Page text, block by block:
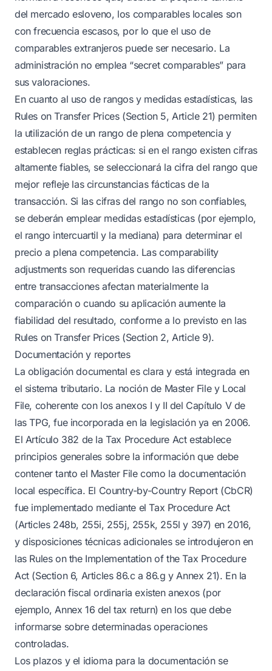
del mercado esloveno, los comparables locales son
con frecuencia escasos, por lo que el uso de
comparables extranjeros puede ser necesario. La
administración no emplea “secret comparables” para
sus valoraciones.
En cuanto al uso de rangos y medidas estadísticas, las
Rules on Transfer Prices (Section 5, Article 21) permiten
la utilización de un rango de plena competencia y
establecen reglas prácticas: si en el rango existen cifras
altamente fiables, se seleccionará la cifra del rango que
mejor refleje las circunstancias fácticas de la
transacción. Si las cifras del rango no son confiables,
se deberán emplear medidas estadísticas (por ejemplo,
el rango intercuartil y la mediana) para determinar el
precio a plena competencia. Las comparability
adjustments son requeridas cuando las diferencias
entre transacciones afectan materialmente la
comparación o cuando su aplicación aumente la
fiabilidad del resultado, conforme a lo previsto en las
Rules on Transfer Prices (Section 2, Article 9).
Documentación y reportes
La obligación documental es clara y está integrada en
el sistema tributario. La noción de Master File y Local
File, coherente con los anexos I y II del Capítulo V de
las TPG, fue incorporada en la legislación ya en 2006.
El Artículo 382 de la Tax Procedure Act establece
principios generales sobre la información que debe
contener tanto el Master File como la documentación
local específica. El Country-by-Country Report (CbCR)
fue implementado mediante el Tax Procedure Act
(Articles 248b, 255i, 255j, 255k, 255l y 397) en 2016,
y disposiciones técnicas adicionales se introdujeron en
las Rules on the Implementation of the Tax Procedure
Act (Section 6, Articles 86.c a 86.g y Annex 21). En la
declaración fiscal ordinaria existen anexos (por
ejemplo, Annex 16 del tax return) en los que debe
informarse sobre determinadas operaciones
controladas.
Los plazos y el idioma para la documentación se